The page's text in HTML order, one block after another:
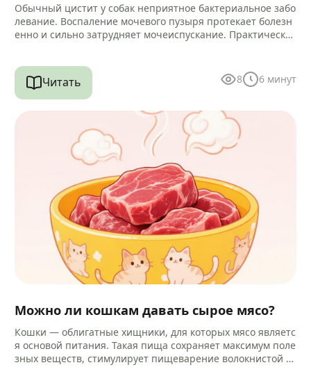
Обычный цистит у собак неприятное бактериальное забо
левание. Воспаление мочевого пузыря протекает болезн
енно и сильно затрудняет мочеиспускание. Практически
Читать 8 6 минут
Можно ли кошкам давать сырое мясо?
Кошки — облигатные хищники, для которых мясо являетс
я основой питания. Такая пища сохраняет максимум поле
зных веществ, стимулирует пищеварение волокнистой ст